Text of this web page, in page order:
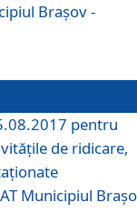
Braşov -
pentru
de ridicare,
Municipiul